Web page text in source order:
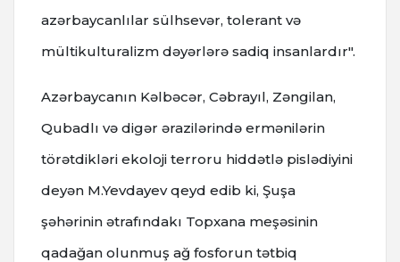
azərbaycanlılar sülhsevər, tolerant və
mültikulturalizm dəyərlərə sadiq insanlardır".
Azərbaycanın Kəlbəcər, Cəbrayıl, Zəngilan,
Qubadlı və digər ərazilərində ermənilərin
törətdikləri ekoloji terroru hiddətlə pislədiyini
deyən M.Yevdayev qeyd edib ki, Şuşa
şəhərinin ətrafındakı Topxana meşəsinin
qadağan olunmuş ağ fosforun tətbiq